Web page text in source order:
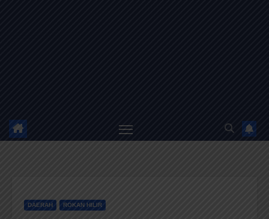
DAERAH ROKAN HILIR